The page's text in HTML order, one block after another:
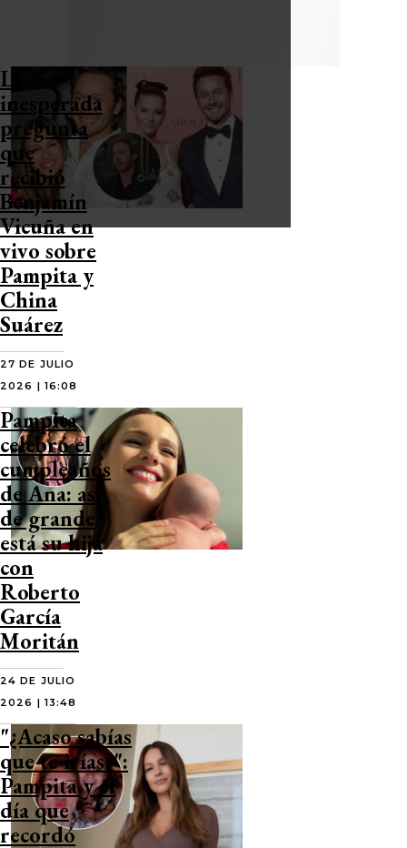
La
inesperada
pregunta
que
recibió
Benjamín
Vicuña en
vivo sobre
Pampita y
China
Suárez
27 DE JULIO
2026 | 16:08
Pampita
celebró el
cumpleaños
de Ana: así
de grande
está su hija
con
Roberto
García
Moritán
24 DE JULIO
2026 | 13:48
"¿Acaso sabías
que te irías?":
Pampita y el
día que
recordó